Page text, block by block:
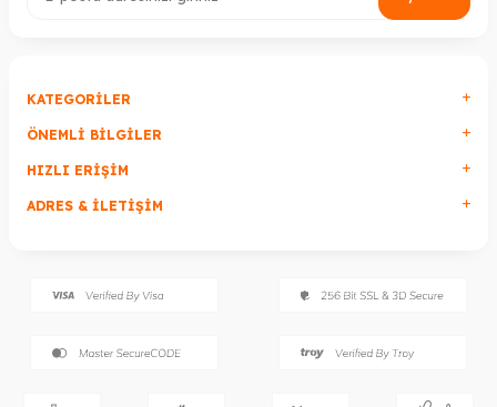
KATEGORILER
ÖNEMLI BILGILER
HIZLI ERIŞIM
ADRES & İLETIŞIM